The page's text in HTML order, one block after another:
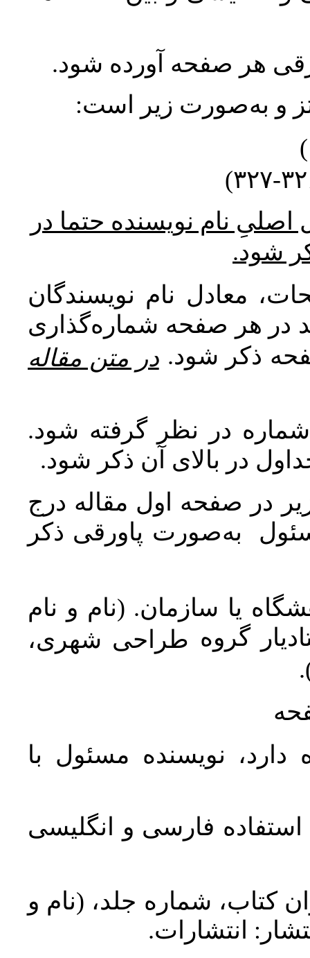
هر صفحه آورده شود.
و به‌صورت زیر است:
نام نویسنده حتما در
شود.
معادل نام نویسندگان
در هر صفحه شماره‌گذاری
ذکر شود. در متن مقاله
در نظر گرفته شود.
در بالای آن ذکر شود.
در صفحه اول مقاله درج
به‌صورت پاورقی ذکر
یا سازمان. (نام و نام
گروه طراحی شهری،
نویسنده مسئول با
استفاده فارسی و انگلیسی
کتاب، شماره جلد، (نام و
انتشارات.